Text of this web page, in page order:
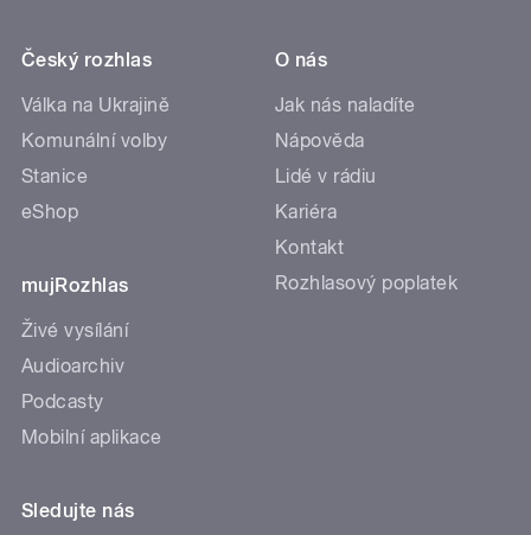
Český rozhlas
Válka na Ukrajině
Komunální volby
Stanice
eShop
mujRozhlas
Živé vysílání
Audioarchiv
Podcasty
Mobilní aplikace
O nás
Jak nás naladíte
Nápověda
Lidé v rádiu
Kariéra
Kontakt
Rozhlasový poplatek
Sledujte nás